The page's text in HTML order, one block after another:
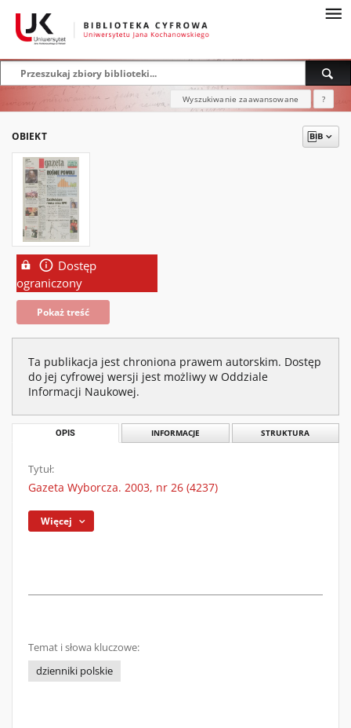
Wyszukiwanie zaawansowane ?
OBIEKT
Dostęp
ograniczony
Pokaż treść
Ta publikacja jest chroniona prawem autorskim. Dostęp
do jej cyfrowej wersji jest możliwy w Oddziale
Informacji Naukowej.
OPIS INFORMACJE STRUKTURA
Tytuł:
Gazeta Wyborcza. 2003, nr 26 (4237)
Więcej
Temat i słowa kluczowe:
dzienniki polskie